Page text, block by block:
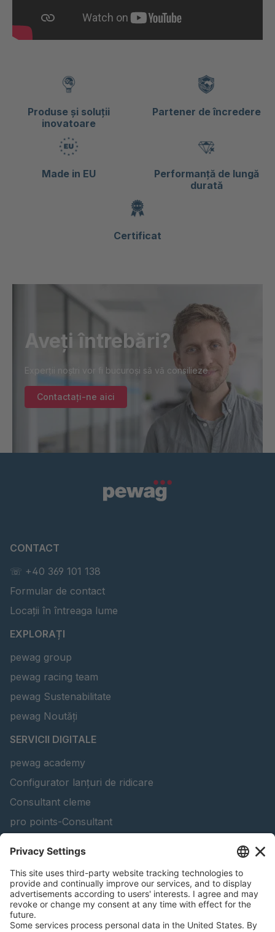
Produse și soluții
inovatoare
Partener de încredere
Made in EU
Performanță de lungă
durată
Certificat
Aveți întrebări?
Experții noștri vor fi bucuroși să vă consilieze.
Contactați-ne aici
CONTACT
☏ +40 369 101 138
Formular de contact
Locații în întreaga lume
EXPLORAȚI
pewag group
pewag racing team
pewag Sustenabilitate
pewag Noutăți
SERVICII DIGITALE
pewag academy
Configurator lanțuri de ridicare
Consultant cleme
pro points-Consultant
Configurator grinzi de ridicare
Configurator lanț de zăpadă
Găsiți produse forestiere
INFORMAȚII JURIDICE